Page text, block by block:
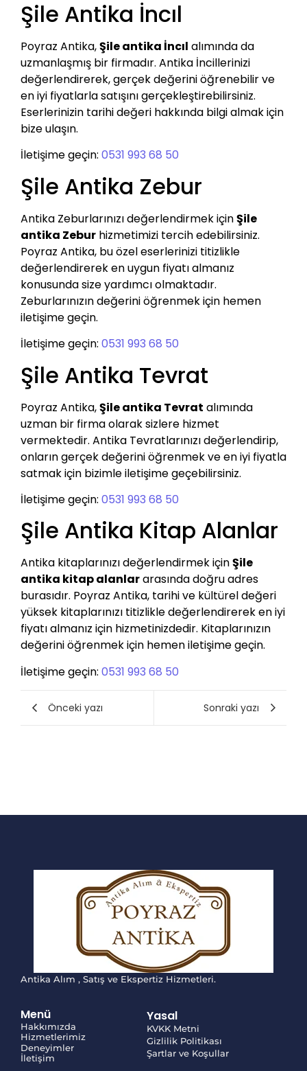
Şile Antika İncıl
Poyraz Antika,Şile antika İncıl alımında da
uzmanlaşmış bir firmadır. Antika İncillerinizi
değerlendirerek, gerçek değerini öğrenebilir ve
en iyi fiyatlarla satışını gerçekleştirebilirsiniz.
Eserlerinizin tarihi değeri hakkında bilgi almak için
bize ulaşın.
İletişime geçin: 0531 993 68 50
Şile Antika Zebur
Antika Zeburlarınızı değerlendirmek içinŞile
antika Zebur hizmetimizi tercih edebilirsiniz.
Poyraz Antika, bu özel eserlerinizi titizlikle
değerlendirerek en uygun fiyatı almanız
konusunda size yardımcı olmaktadır.
Zeburlarınızın değerini öğrenmek için hemen
iletişime geçin.
İletişime geçin: 0531 993 68 50
Şile Antika Tevrat
Poyraz Antika,Şile antika Tevrat alımında
uzman bir firma olarak sizlere hizmet
vermektedir. Antika Tevratlarınızı değerlendirip,
onların gerçek değerini öğrenmek ve en iyi fiyatla
satmak için bizimle iletişime geçebilirsiniz.
İletişime geçin: 0531 993 68 50
Şile Antika Kitap Alanlar
Antika kitaplarınızı değerlendirmek içinŞile
antika kitap alanlararasında doğru adres
burasıdır. Poyraz Antika, tarihi ve kültürel değeri
yüksek kitaplarınızı titizlikle değerlendirerek en iyi
fiyatı almanız için hizmetinizdedir. Kitaplarınızın
değerini öğrenmek için hemen iletişime geçin.
İletişime geçin: 0531 993 68 50
Önceki yazı Sonraki yazı
Antika Alım , Satış ve Ekspertiz Hizmetleri.
Menü
Hakkımızda
Hizmetlerimiz
Deneyimler
İletişim
Yasal
KVKK Metni
Gizlilik Politikası
Şartlar ve Koşullar